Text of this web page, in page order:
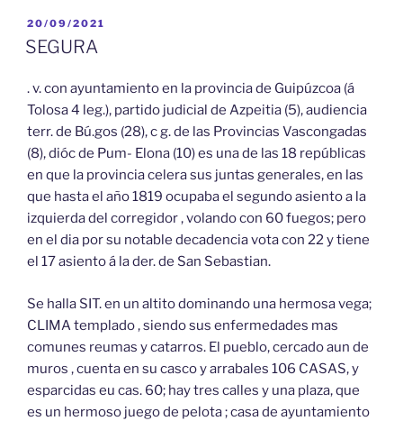
PUBLICADO
EL
20/09/2021
SEGURA
. v. con ayuntamiento en la provincia de Guipúzcoa (á
Tolosa 4 leg.), partido judicial de Azpeitia (5), audiencia
terr. de Bú.gos (28), c g. de las Provincias Vascongadas
(8), dióc de Pum- Elona (10) es una de las 18 repúblicas
en que la provincia celera sus juntas generales, en las
que hasta el año 1819 ocupaba el segundo asiento a la
izquierda del corregidor , volando con 60 fuegos; pero
en el dia por su notable decadencia vota con 22 y tiene
el 17 asiento á la der. de San Sebastian.
Se halla SIT. en un altito dominando una hermosa vega;
CLIMA templado , siendo sus enfermedades mas
comunes reumas y catarros. El pueblo, cercado aun de
muros , cuenta en su casco y arrabales 106 CASAS, y
esparcidas eu cas. 60; hay tres calles y una plaza, que
es un hermoso juego de pelota ; casa de ayuntamiento